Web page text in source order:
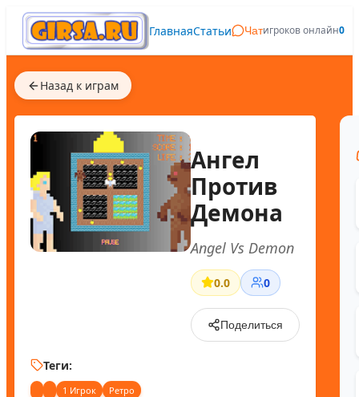
ГлавнаяСтатьи Чатигроков онлайн0
Назад к играм
Ангел
Против
Демона
Angel Vs Demon
0.0 0
Поделиться
Теги:
1 Игрок Ретро